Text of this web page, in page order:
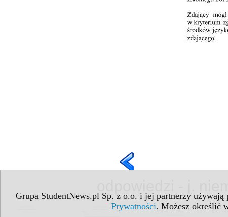
Grupa StudentNews.pl Sp. z o.o. i jej partnerzy
Prywatności. Możesz określić